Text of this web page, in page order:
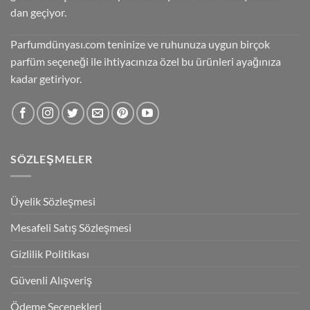
dan geçiyor.
Parfumdünyası.com teninize ve ruhunuza uygun birçok
parfüm seçeneği ile ihtiyacınıza özel bu ürünleri ayağınıza
kadar getiriyor.
SÖZLEŞMELER
Üyelik Sözleşmesi
Mesafeli Satış Sözleşmesi
Gizlilik Politikası
Güvenli Alışveriş
Ödeme Seçenekleri